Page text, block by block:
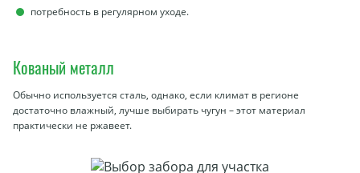
потребность в регулярном уходе.
Кованый металл
Обычно используется сталь, однако, если климат в регионе
достаточно влажный, лучше выбирать чугун – этот материал
практически не ржавеет.